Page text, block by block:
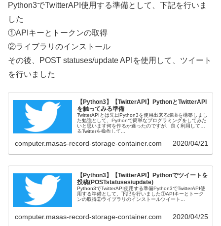
Python3でTwitterAPI使用する準備として、下記を行いま
した
①APIキーとトークンの取得
②ライブラリのインストール
その後、POST statuses/update APIを使用して、ツイート
を行いました
【Python3】【TwitterAPI】PythonとTwitterAPI
を触ってみる準備
TwitterAPIとは先日Python3を使用出来る環境を構築しまし
た勉強として、Pythonで簡単なプログラミングをしてみた
いと思います何を作るか迷ったのですが、良く利用してい
るTwitterを操作して...
computer.masas-record-storage-container.com 2020/04/21
【Python3】【TwitterAPI】Pythonでツイートを
投稿(POSTstatuses/update)
Python3でTwitterAPI使用する準備Python3でTwitterAPI使
用する準備として、下記を行いました①APIキーとトーク
ンの取得②ライブラリのインストールツイート...
computer.masas-record-storage-container.com 2020/04/25